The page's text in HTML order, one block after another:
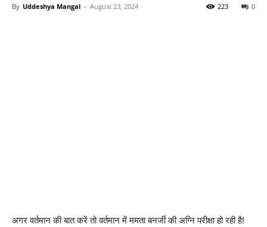
By Uddeshya Mangal - August 23, 2024 0
223
अगर वर्तमान की बात करें तो वर्तमान में ममता बनर्जी की अग्नि परीक्षा हो रही है!